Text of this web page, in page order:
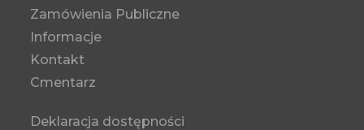
Zamówienia Publiczne
Informacje
Kontakt
Cmentarz
Deklaracja dostępności